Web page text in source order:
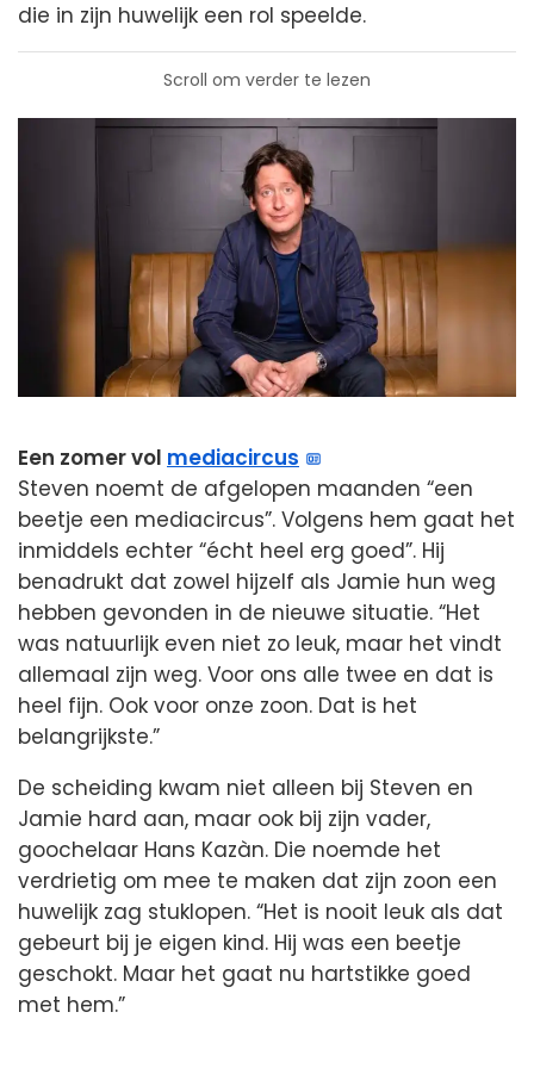
die in zijn huwelijk een rol speelde.
Scroll om verder te lezen
Een zomer vol mediacircus
Steven noemt de afgelopen maanden “een
beetje een mediacircus”. Volgens hem gaat het
inmiddels echter “écht heel erg goed”. Hij
benadrukt dat zowel hijzelf als Jamie hun weg
hebben gevonden in de nieuwe situatie. “Het
was natuurlijk even niet zo leuk, maar het vindt
allemaal zijn weg. Voor ons alle twee en dat is
heel fijn. Ook voor onze zoon. Dat is het
belangrijkste.”
De scheiding kwam niet alleen bij Steven en
Jamie hard aan, maar ook bij zijn vader,
goochelaar Hans Kazàn. Die noemde het
verdrietig om mee te maken dat zijn zoon een
huwelijk zag stuklopen. “Het is nooit leuk als dat
gebeurt bij je eigen kind. Hij was een beetje
geschokt. Maar het gaat nu hartstikke goed
met hem.”